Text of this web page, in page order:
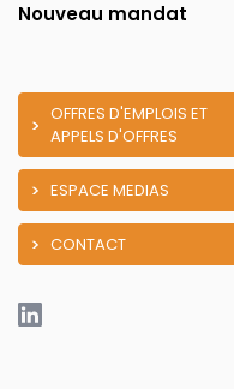
Nouveau mandat
OFFRES D'EMPLOIS ET
APPELS D'OFFRES
ESPACE MEDIAS
CONTACT